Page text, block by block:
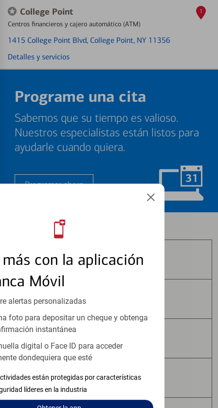
con la aplicación
Móvil
alertas personalizadas
foto para depositar un cheque y obtenga
instantánea
digital o Face ID para acceder
dondequiera que esté
están protegidas por características
líderes en la industria
College Point
Centros financieros y cajero automático (ATM)
1415 College Point Blvd, College Point, NY 11356
Detalles y servicios
1
Programe una cita
Sabemos que su tiempo es valioso.
Nuestros especialistas están listos para
ayudarle cuando quiera.
Programar ahora
Los productos de inversión y seguros:
No Están Asegurados por FDIC
No Tienen Garantía Bancaria
No Constituyen Depósitos